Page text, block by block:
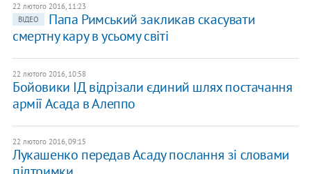
22 лютого 2016, 11:23
ВІДЕО
Папа Римський закликав скасувати
смертну кару в усьому світі
22 лютого 2016, 10:58
Бойовики ІД відрізали єдиний шлях постачання
армії Асада в Алеппо
22 лютого 2016, 09:15
Лукашенко передав Асаду послання зі словами